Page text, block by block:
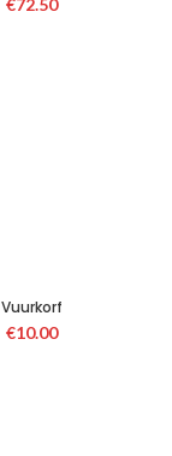
€72.50
Vuurkorf
€10.00